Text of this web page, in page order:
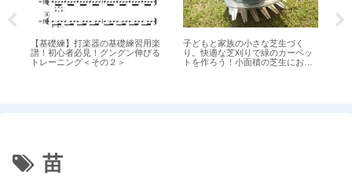
【基礎練】打楽器の基礎練習用楽
譜！初心者必見！グングン伸びる
トレーニング＜その２＞
子どもと家族の小さな芝生づく
り。快適な芝刈りで緑のカーペッ
トを作ろう！小面積の芝生におす
苗